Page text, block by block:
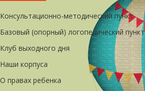
Консультационно-методический пункт
Базовый (опорный) логопедический пункт
Клуб выходного дня
Наши корпуса
О правах ребенка